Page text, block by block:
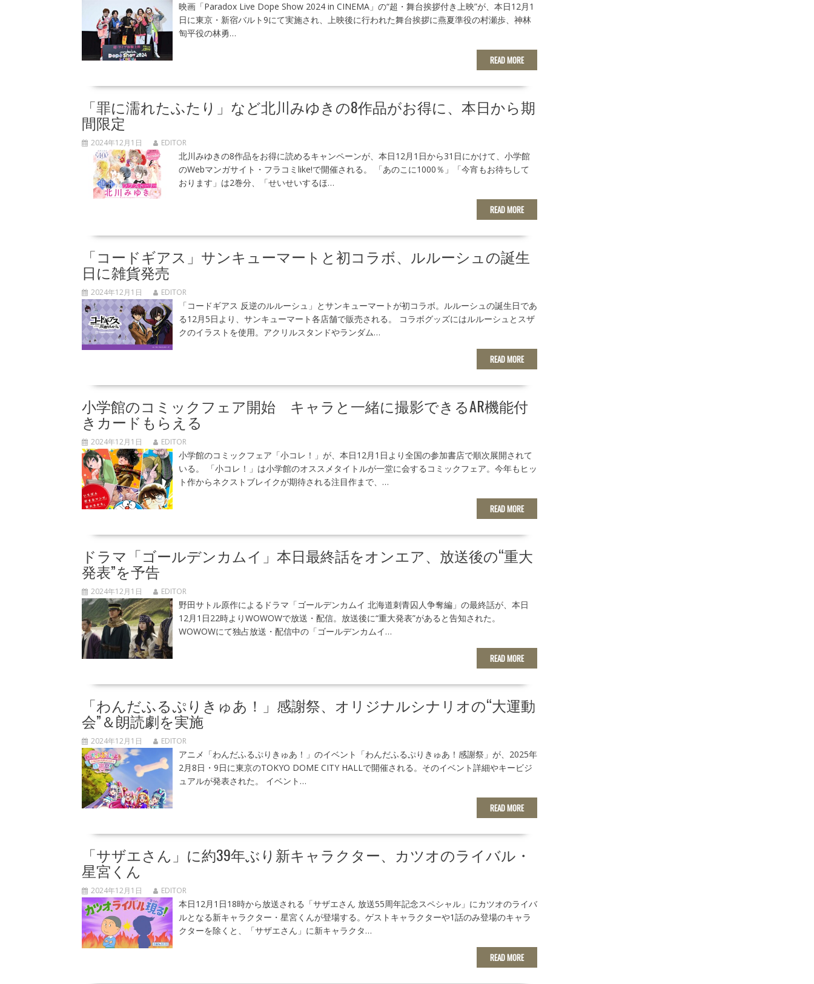
映画「Paradox Live Dope Show 2024 in CINEMA」の“超・舞台挨拶付き上映”が、本日12月1
日に東京・新宿バルト9にて実施され、上映後に行われた舞台挨拶に燕夏準役の村瀬歩、神林
匋平役の林勇…
READ MORE
「罪に濡れたふたり」など北川みゆきの8作品がお得に、本日から期
間限定
2024年12月1日 EDITOR
北川みゆきの8作品をお得に読めるキャンペーンが、本日12月1日から31日にかけて、小学館
のWebマンガサイト・フラコミlike!で開催される。 「あのこに1000％」「今宵もお待ちして
おります」は2巻分、「せいせいするほ…
READ MORE
「コードギアス」サンキューマートと初コラボ、ルルーシュの誕生
日に雑貨発売
2024年12月1日 EDITOR
「コードギアス 反逆のルルーシュ」とサンキューマートが初コラボ。ルルーシュの誕生日であ
る12月5日より、サンキューマート各店舗で販売される。 コラボグッズにはルルーシュとスザ
クのイラストを使用。アクリルスタンドやランダム…
READ MORE
小学館のコミックフェア開始 キャラと一緒に撮影できるAR機能付
きカードもらえる
2024年12月1日 EDITOR
小学館のコミックフェア「小コレ！」が、本日12月1日より全国の参加書店で順次展開されて
いる。 「小コレ！」は小学館のオススメタイトルが一堂に会するコミックフェア。今年もヒッ
ト作からネクストブレイクが期待される注目作まで、…
READ MORE
ドラマ「ゴールデンカムイ」本日最終話をオンエア、放送後の“重大
発表”を予告
2024年12月1日 EDITOR
野田サトル原作によるドラマ「ゴールデンカムイ 北海道刺青囚人争奪編」の最終話が、本日
12月1日22時よりWOWOWで放送・配信。放送後に“重大発表”があると告知された。
WOWOWにて独占放送・配信中の「ゴールデンカムイ…
READ MORE
「わんだふるぷりきゅあ！」感謝祭、オリジナルシナリオの“大運動
会”＆朗読劇を実施
2024年12月1日 EDITOR
アニメ「わんだふるぷりきゅあ！」のイベント「わんだふるぷりきゅあ！感謝祭」が、2025年
2月8日・9日に東京のTOKYO DOME CITY HALLで開催される。そのイベント詳細やキービジ
ュアルが発表された。 イベント…
READ MORE
「サザエさん」に約39年ぶり新キャラクター、カツオのライバル・
星宮くん
2024年12月1日 EDITOR
本日12月1日18時から放送される「サザエさん 放送55周年記念スペシャル」にカツオのライバ
ルとなる新キャラクター・星宮くんが登場する。ゲストキャラクターや1話のみ登場のキャラ
クターを除くと、「サザエさん」に新キャラクタ…
READ MORE